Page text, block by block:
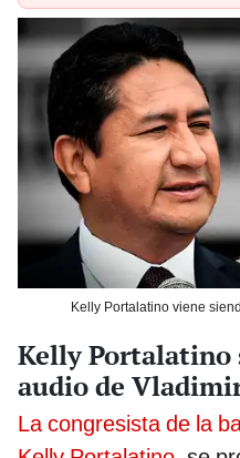
Kelly Portalatino viene
Kelly Portalatino
audio de
La congresista de la